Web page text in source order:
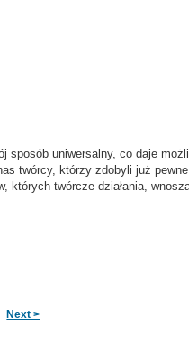
uniwersalny, co daje
twórcy, którzy zdobyli już
twórcze działania,
Next >